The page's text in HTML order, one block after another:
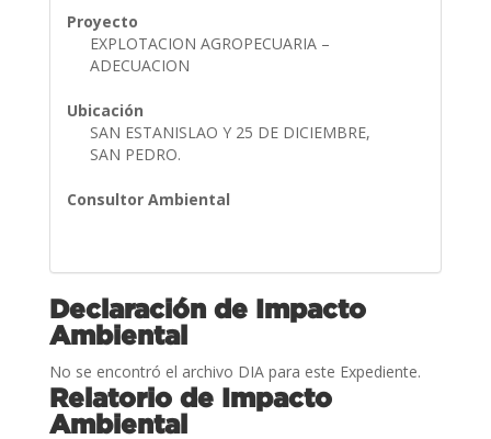
Proyecto
EXPLOTACION AGROPECUARIA –
ADECUACION
Ubicación
SAN ESTANISLAO Y 25 DE DICIEMBRE,
SAN PEDRO.
Consultor Ambiental
Declaración de Impacto
Ambiental
No se encontró el archivo DIA para este Expediente.
Relatorio de Impacto
Ambiental